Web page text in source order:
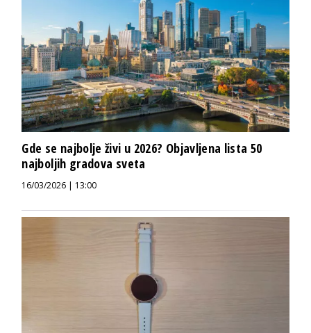
Gde se najbolje živi u 2026? Objavljena lista 50
najboljih gradova sveta
16/03/2026 | 13:00